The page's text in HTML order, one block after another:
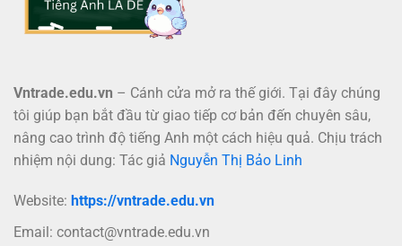
Vntrade.edu.vn – Cánh cửa mở ra thế giới. Tại đây chúng
tôi giúp bạn bắt đầu từ giao tiếp cơ bản đến chuyên sâu,
nâng cao trình độ tiếng Anh một cách hiệu quả. Chịu trách
nhiệm nội dung: Tác giả Nguyễn Thị Bảo Linh
Website: https://vntrade.edu.vn
Email: contact@vntrade.edu.vn